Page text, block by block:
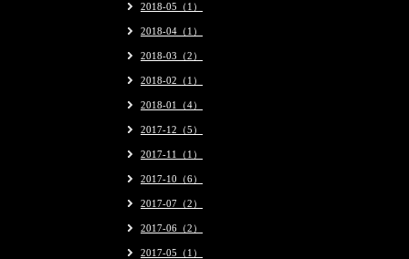
2018-05（1）
2018-04（1）
2018-03（2）
2018-02（1）
2018-01（4）
2017-12（5）
2017-11（1）
2017-10（6）
2017-07（2）
2017-06（2）
2017-05（1）